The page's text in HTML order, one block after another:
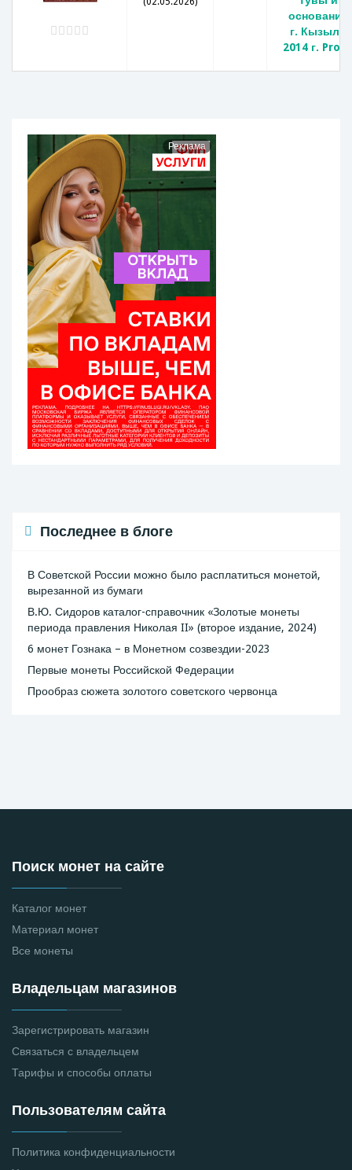
основания
г. Кызыла
2014 г. Proof
Реклама
Последнее в блоге
В Советской России можно было расплатиться монетой,
вырезанной из бумаги
В.Ю. Сидоров каталог-справочник «Золотые монеты
периода правления Николая II» (второе издание, 2024)
6 монет Гознака – в Монетном созвездии-2023
Первые монеты Российской Федерации
Прообраз сюжета золотого советского червонца
Поиск монет на сайте
Каталог монет
Материал монет
Все монеты
Владельцам магазинов
Зарегистрировать магазин
Связаться с владельцем
Тарифы и способы оплаты
Пользователям сайта
Политика конфиденциальности